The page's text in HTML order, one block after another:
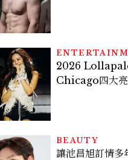
2026
Chicago四大
BEAUTY
讓池昌旭訂情多